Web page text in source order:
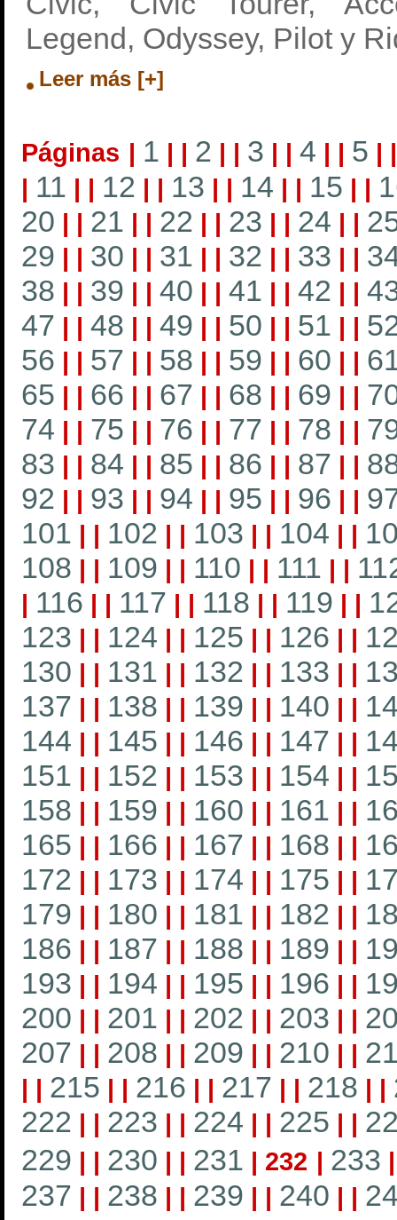
Legend, Odyssey, Pilot y
Leer más [+]
Páginas | 1 | | 2 | | 3 | | 4 | | 5 |
| 11 | | 12 | | 13 | | 14 | | 15 | |
20 | | 21 | | 22 | | 23 | | 24 | |
29 | | 30 | | 31 | | 32 | | 33 | |
38 | | 39 | | 40 | | 41 | | 42 | |
47 | | 48 | | 49 | | 50 | | 51 | |
56 | | 57 | | 58 | | 59 | | 60 | |
65 | | 66 | | 67 | | 68 | | 69 | |
74 | | 75 | | 76 | | 77 | | 78 | |
83 | | 84 | | 85 | | 86 | | 87 | |
92 | | 93 | | 94 | | 95 | | 96 | |
101 | | 102 | | 103 | | 104 | |
108 | | 109 | | 110 | | 111 | |
| 116 | | 117 | | 118 | | 119 | |
123 | | 124 | | 125 | | 126 | |
130 | | 131 | | 132 | | 133 | |
137 | | 138 | | 139 | | 140 | |
144 | | 145 | | 146 | | 147 | |
151 | | 152 | | 153 | | 154 | |
158 | | 159 | | 160 | | 161 | |
165 | | 166 | | 167 | | 168 | |
172 | | 173 | | 174 | | 175 | |
179 | | 180 | | 181 | | 182 | |
186 | | 187 | | 188 | | 189 | |
193 | | 194 | | 195 | | 196 | |
200 | | 201 | | 202 | | 203 | |
207 | | 208 | | 209 | | 210 | |
| | 215 | | 216 | | 217 | | 218 | |
222 | | 223 | | 224 | | 225 | |
229 | | 230 | | 231 | 232 | 233
237 | | 238 | | 239 | | 240 | |